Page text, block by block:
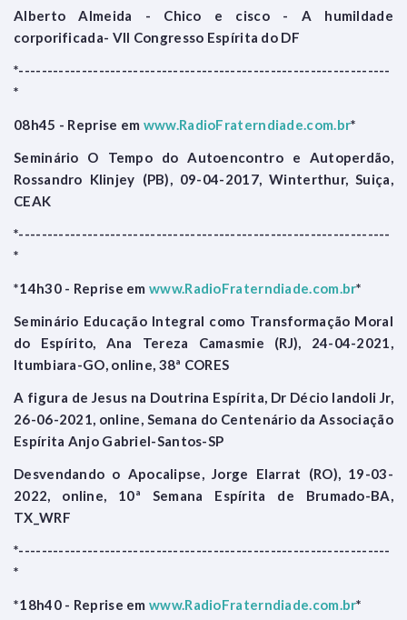
Alberto Almeida - Chico e cisco - A humildade
corporificada- VII Congresso Espírita do DF
*-----------------------------------------------------------------
*
08h45 - Reprise em www.RadioFraterndiade.com.br*
Seminário O Tempo do Autoencontro e Autoperdão,
Rossandro Klinjey (PB), 09-04-2017, Winterthur, Suiça,
CEAK
*-----------------------------------------------------------------
*
*14h30 - Reprise emwww.RadioFraterndiade.com.br*
Seminário Educação Integral como Transformação Moral
do Espírito, Ana Tereza Camasmie (RJ), 24-04-2021,
Itumbiara-GO, online, 38ª CORES
A figura de Jesus na Doutrina Espírita, Dr Décio Iandoli Jr,
26-06-2021, online, Semana do Centenário da Associação
Espírita Anjo Gabriel-Santos-SP
Desvendando o Apocalipse, Jorge Elarrat (RO), 19-03-
2022, online, 10ª Semana Espírita de Brumado-BA,
TX_WRF
*-----------------------------------------------------------------
*
*18h40 - Reprise emwww.RadioFraterndiade.com.br*